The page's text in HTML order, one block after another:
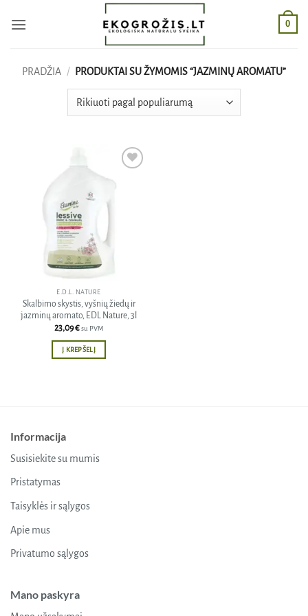
0
PRADŽIA / PRODUKTAI SU ŽYMOMIS “JAZMINŲ AROMATU”
E.D.L. NATURE
Skalbimo skystis, vyšnių žiedų ir
jazminų aromato, EDL Nature, 3l
23,09€ su PVM
Į KREPŠELĮ
Informacija
Susisiekite su mumis
Pristatymas
Taisyklės ir sąlygos
Apie mus
Privatumo sąlygos
Mano paskyra